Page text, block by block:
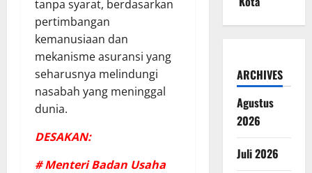
tanpa syarat, berdasarkan
pertimbangan
kemanusiaan dan
mekanisme asuransi yang
seharusnya melindungi
nasabah yang meninggal
dunia.
DESAKAN:
# Menteri Badan Usaha
ARCHIVES
Agustus
2026
Juli 2026